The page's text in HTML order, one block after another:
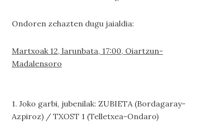
Ondoren zehazten dugu jaialdia:
Martxoak 12, larunbata, 17:00, Oiartzun-
Madalensoro
1. Joko garbi, jubenilak: ZUBIETA (Bordagaray-
Azpiroz) / TXOST 1 (Telletxea-Ondaro)